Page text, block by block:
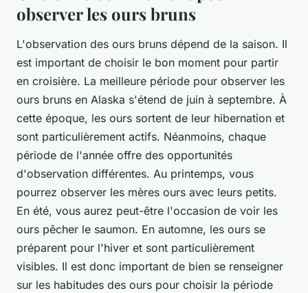
observer les ours bruns
L'observation des ours bruns dépend de la saison. Il
est important de choisir le bon moment pour partir
en croisière. La meilleure période pour observer les
ours bruns en Alaska s'étend de juin à septembre. À
cette époque, les ours sortent de leur hibernation et
sont particulièrement actifs. Néanmoins, chaque
période de l'année offre des opportunités
d'observation différentes. Au printemps, vous
pourrez observer les mères ours avec leurs petits.
En été, vous aurez peut-être l'occasion de voir les
ours pêcher le saumon. En automne, les ours se
préparent pour l'hiver et sont particulièrement
visibles. Il est donc important de bien se renseigner
sur les habitudes des ours pour choisir la période